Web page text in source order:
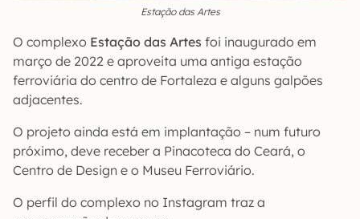
Estação das Artes
O complexo Estação das Artes foi inaugurado em
março de 2022 e aproveita uma antiga estação
ferroviária do centro de Fortaleza e alguns galpões
adjacentes.
O projeto ainda está em implantação – num futuro
próximo, deve receber a Pinacoteca do Ceará, o
Centro de Design e o Museu Ferroviário.
O perfil do complexo no Instagram traz a